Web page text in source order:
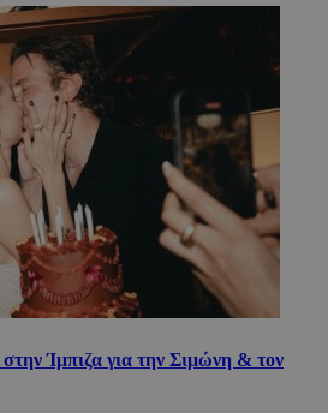
Ίμπιζα για την Σιμώνη & τον